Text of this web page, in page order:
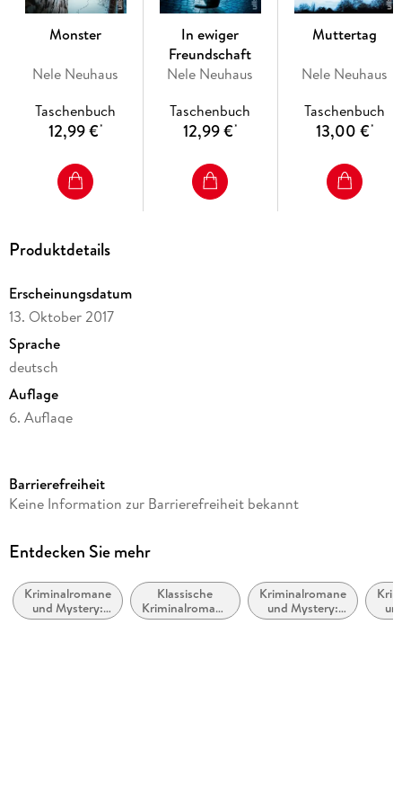
er nie überwand - und für viele Ruppertshainer eine alte
Geschichte, an die man besser nicht rührt.
*** Bereit für einen nervenaufreibenden Pageturner? Dann ist
"Im Wald" genau das Richtige! ***
Monster
Nele Neuhaus
Taschenbuch
12,99 €*
In ewiger
Freundschaft
Nele Neuhaus
Taschenbuch
12,99 €*
Muttertag
Nele Neuhaus
Taschenbuch
13,00 €*
Produktdetails
Erscheinungsdatum
13. Oktober 2017
Sprache
deutsch
Auflage
6. Auflage
Reihe
Autor/Autorin
Verlag/Hersteller
Ullstein Taschenbuchvlg.
Barrierefreiheit
Keine Information zur Barrierefreiheit bekannt
Entdecken Sie mehr
Kriminalromane
und Mystery:
Polizeiarbeit &
Klassische
Kriminalromane
und Mystery
Kriminalromane
und Mystery:
weibliche